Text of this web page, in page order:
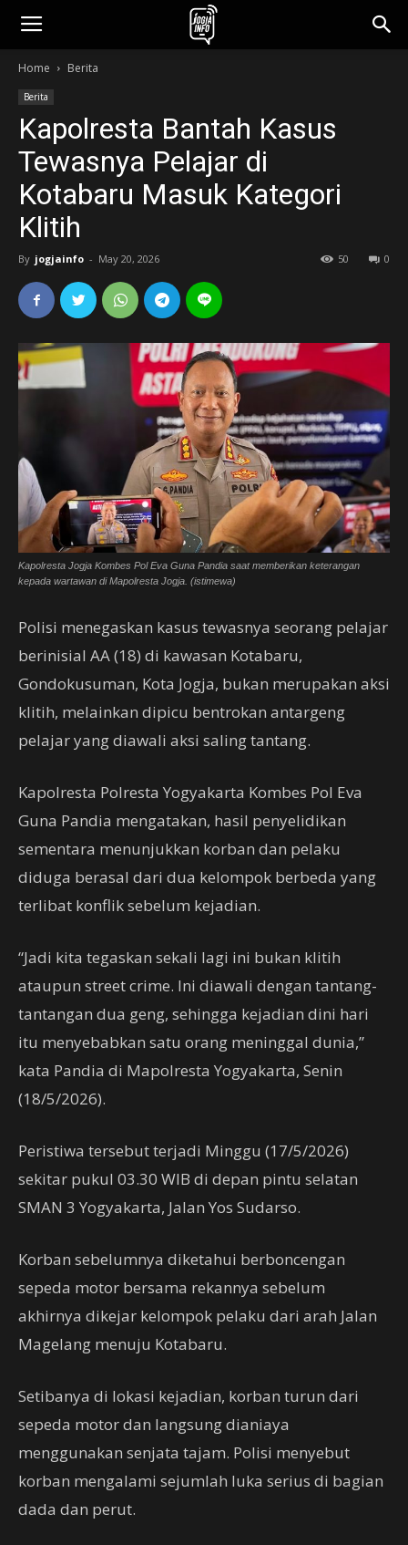
jogjainfo.id
Home Berita
Berita
Kapolresta Bantah Kasus
Tewasnya Pelajar di
Kotabaru Masuk Kategori
Klitih
By jogjainfo - May 20, 2026 0
50
Kapolresta Jogja Kombes Pol Eva Guna Pandia saat memberikan keterangan
kepada wartawan di Mapolresta Jogja. (istimewa)
Polisi menegaskan kasus tewasnya seorang pelajar
berinisial AA (18) di kawasan Kotabaru,
Gondokusuman, Kota Jogja, bukan merupakan aksi
klitih, melainkan dipicu bentrokan antargeng
pelajar yang diawali aksi saling tantang.
Kapolresta Polresta Yogyakarta Kombes Pol Eva
Guna Pandia mengatakan, hasil penyelidikan
sementara menunjukkan korban dan pelaku
diduga berasal dari dua kelompok berbeda yang
terlibat konflik sebelum kejadian.
“Jadi kita tegaskan sekali lagi ini bukan klitih
ataupun street crime. Ini diawali dengan tantang-
tantangan dua geng, sehingga kejadian dini hari
itu menyebabkan satu orang meninggal dunia,”
kata Pandia di Mapolresta Yogyakarta, Senin
(18/5/2026).
Peristiwa tersebut terjadi Minggu (17/5/2026)
sekitar pukul 03.30 WIB di depan pintu selatan
SMAN 3 Yogyakarta, Jalan Yos Sudarso.
Korban sebelumnya diketahui berboncengan
sepeda motor bersama rekannya sebelum
akhirnya dikejar kelompok pelaku dari arah Jalan
Magelang menuju Kotabaru.
Setibanya di lokasi kejadian, korban turun dari
sepeda motor dan langsung dianiaya
menggunakan senjata tajam. Polisi menyebut
korban mengalami sejumlah luka serius di bagian
dada dan perut.